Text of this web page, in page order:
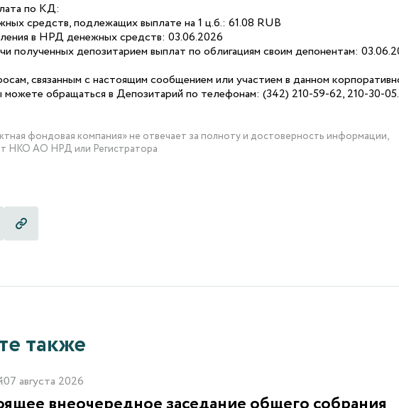
по КД:
средств, подлежащих выплате на 1 ц.б.: 61.08 RUB
в НРД денежных средств: 03.06.2026
полученных депозитарием выплат по облигациям своим депонентам:
связанным с настоящим сообщением или участием в данном
можете обращаться в Депозитарий по телефонам: (342) 210-59-62, 210-30-05.
фондовая компания» не отвечает за полноту и достоверность информации,
НКО АО НРД или Регистратора
также
07 августа 2026